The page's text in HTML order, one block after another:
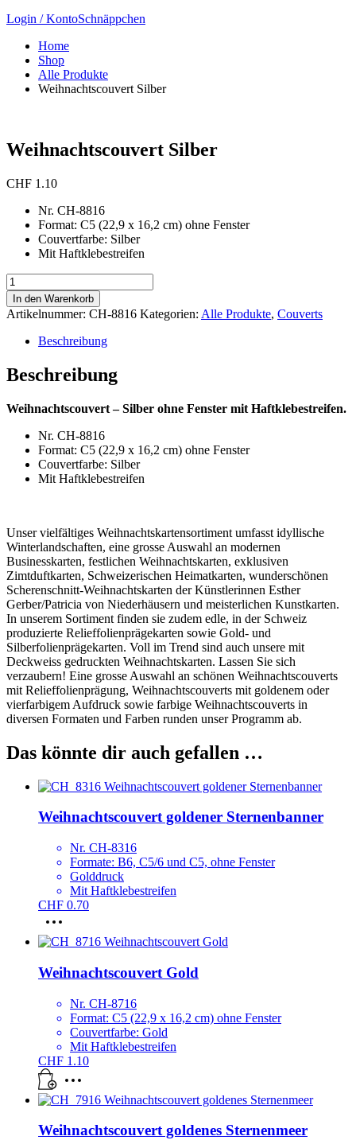
Login / KontoSchnäppchen
Home
Shop
Alle Produkte
Weihnachtscouvert Silber
Weihnachtscouvert Silber
CHF 1.10
Nr. CH-8816
Format: C5 (22,9 x 16,2 cm) ohne Fenster
Couvertfarbe: Silber
Mit Haftklebestreifen
Weihnachtscouvert
Silber
Menge
In den Warenkorb
Artikelnummer: CH-8816 Kategorien: Alle Produkte, Couverts
Beschreibung
Beschreibung
Weihnachtscouvert – Silber ohne Fenster mit Haftklebestreifen.
Nr. CH-8816
Format: C5 (22,9 x 16,2 cm) ohne Fenster
Couvertfarbe: Silber
Mit Haftklebestreifen
Unser vielfältiges Weihnachtskartensortiment umfasst idyllische
Winterlandschaften, eine grosse Auswahl an modernen
Businesskarten, festlichen Weihnachtskarten, exklusiven
Zimtduftkarten, Schweizerischen Heimatkarten, wunderschönen
Scherenschnitt-Weihnachtskarten der Künstlerinnen Esther
Gerber/Patricia von Niederhäusern und meisterlichen Kunstkarten.
In unserem Sortiment finden sie zudem edle, in der Schweiz
produzierte Relieffolienprägekarten sowie Gold- und
Silberfolienprägekarten. Voll im Trend sind auch unsere mit
Deckweiss gedruckten Weihnachtskarten. Lassen Sie sich
verzaubern! Eine grosse Auswahl an schönen Weihnachtscouverts
mit Relieffolienprägung, Weihnachtscouverts mit goldenem oder
vierfarbigem Aufdruck sowie farbige Weihnachtscouverts in
diversen Formaten und Farben runden unser Programm ab.
Das könnte dir auch gefallen …
Weihnachtscouvert goldener Sternenbanner
Nr. CH-8316
Formate: B6, C5/6 und C5, ohne Fenster
Golddruck
Mit Haftklebestreifen
CHF 0.70
weist
Varianten
Die
Optionen
können
auf
der
Produktseite
werden
Weihnachtscouvert Gold
Nr. CH-8716
Format: C5 (22,9 x 16,2 cm) ohne Fenster
Couvertfarbe: Gold
Mit Haftklebestreifen
CHF 1.10
Weihnachtscouvert goldenes Sternenmeer